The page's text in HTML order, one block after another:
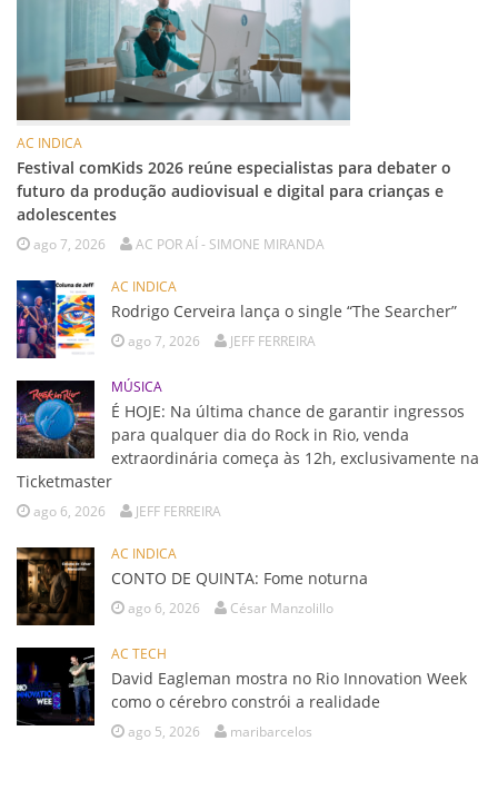
AC INDICA
Festival comKids 2026 reúne especialistas para debater o
futuro da produção audiovisual e digital para crianças e
adolescentes
ago 7, 2026 AC POR AÍ - SIMONE MIRANDA
AC INDICA
Rodrigo Cerveira lança o single “The Searcher”
ago 7, 2026 JEFF FERREIRA
MÚSICA
É HOJE: Na última chance de garantir ingressos
para qualquer dia do Rock in Rio, venda
extraordinária começa às 12h, exclusivamente na
Ticketmaster
ago 6, 2026 JEFF FERREIRA
AC INDICA
CONTO DE QUINTA: Fome noturna
ago 6, 2026 César Manzolillo
AC TECH
David Eagleman mostra no Rio Innovation Week
como o cérebro constrói a realidade
ago 5, 2026 maribarcelos